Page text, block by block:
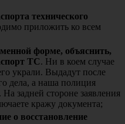
технического
приложить ко всем
форме, объяснить,
ТС. Ни в коем случае
украли. Выдадут после
дела, а наша полиция
На задней стороне заявления
кражу документа;
о восстановление